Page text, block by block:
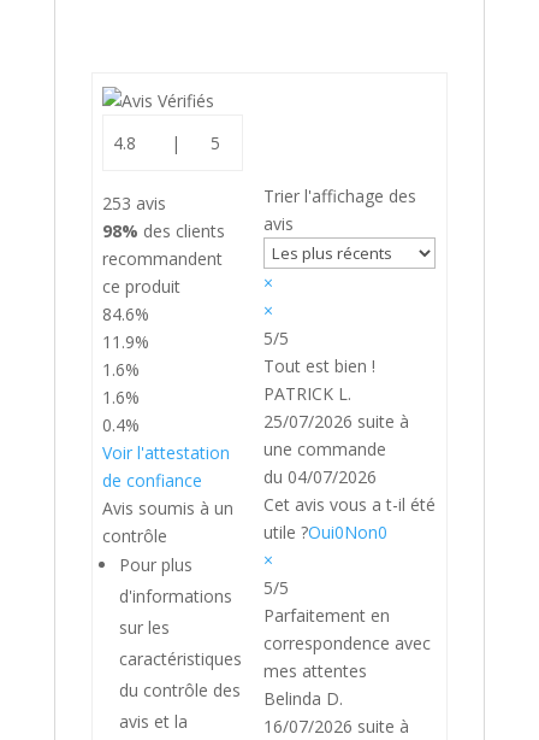
4.8 | 5
253 avis
98% des clients
recommandent
ce produit
84.6%
11.9%
1.6%
1.6%
0.4%
Voir l'attestation
de confiance
Avis soumis à un
contrôle
Pour plus
d'informations
sur les
caractéristiques
du contrôle des
avis et la
Trier l'affichage des
avis
×
×
5/5
Tout est bien !
PATRICK L.
25/07/2026 suite à
une commande
du 04/07/2026
Cet avis vous a t-il été
utile ?Oui0Non0
×
5/5
Parfaitement en
correspondence avec
mes attentes
Belinda D.
16/07/2026 suite à